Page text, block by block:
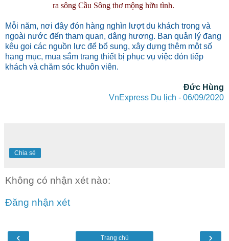
ra sông Cầu Sông thơ mộng hữu tình.
Mỗi năm, nơi đây đón hàng nghìn lượt du khách trong và
ngoài nước đến tham quan, dâng hương. Ban quản lý đang
kêu gọi các nguồn lực để bổ sung, xây dựng thêm một số
hạng mục, mua sắm trang thiết bị phục vụ việc đón tiếp
khách và chăm sóc khuôn viên.
Đức Hùng
VnExpress Du lịch - 06/09/2020
Chia sẻ
Không có nhận xét nào:
Đăng nhận xét
‹ ›
Trang chủ